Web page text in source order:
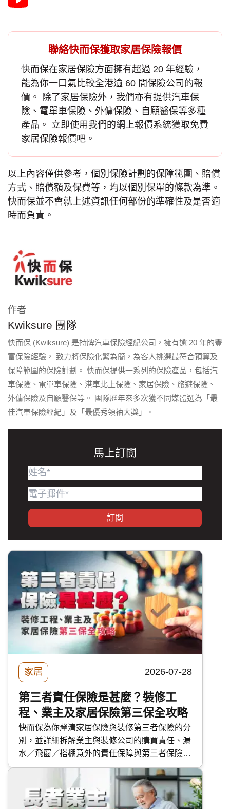
聯絡快而保獲取家居保險報價
快而保在家居保險方面擁有超過 20 年經驗，
能為你一口氣比較全港逾 60 間保險公司的報
價。 除了家居保險外，我們亦有提供汽車保
險、電單車保險、外傭保險、自願醫保等多種
產品。 立即使用我們的網上報價系統獲取免費
家居保險報價吧。
以上內容僅供參考，個別保險計劃的保障範圍、賠償
方式、賠償額及保費等，均以個別保單的條款為準。
快而保並不會就上述資訊任何部份的準確性及是否適
時而負責。
作者
Kwiksure 團隊
快而保 (Kwiksure) 是持牌汽車保險經紀公司，擁有逾 20 年的豐
富保險經驗， 致力將保險化繁為簡，為客人挑選最符合預算及
保障範圍的保險計劃。 快而保提供一系列的保險產品，包括汽
車保險、電單車保險、港車北上保險、家居保險、旅遊保險、
外傭保險及自願醫保等。 團隊歷年來多次獲不同媒體選為「最
佳汽車保險經紀」及「最優秀領袖大獎」。
馬上訂閲
訂閲
家居 2026-07-28
第三者責任保險是甚麼？裝修工
程、業主及家居保險第三保全攻略
快而保為你釐清家居保險與裝修第三者保險的分
別，並詳細拆解業主與裝修公司的購買責任、漏
水／飛窗／搭棚意外的責任保障與第三者保險的
保障範圍。